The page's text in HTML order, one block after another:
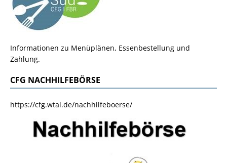
Informationen zu Menüplänen, Essenbestellung und
Zahlung.
CFG NACHHILFEBÖRSE
https://cfg.wtal.de/nachhilfeboerse/